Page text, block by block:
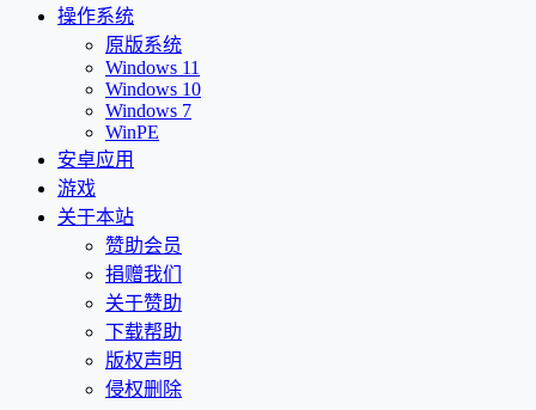
操作系统
原版系统
Windows 11
Windows 10
Windows 7
WinPE
安卓应用
游戏
关于本站
赞助会员
捐赠我们
关于赞助
下载帮助
版权声明
侵权删除